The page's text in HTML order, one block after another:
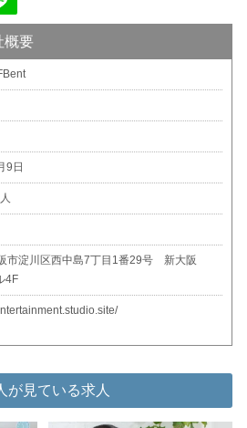
概要
9日
市淀川区西中島7丁目1番29号 新大阪
4F
が見ている求人